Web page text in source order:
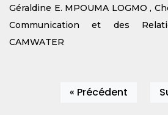
Géraldine E. MPOUMA LOGMO ,
Communication et des
CAMWATER
« Précédent